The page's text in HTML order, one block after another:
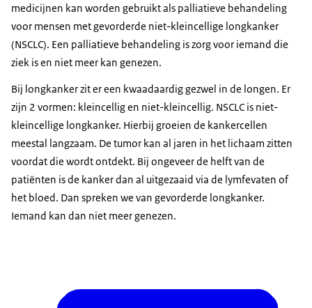
medicijnen kan worden gebruikt als palliatieve behandeling
voor mensen met gevorderde niet-kleincellige longkanker
(NSCLC). Een palliatieve behandeling is zorg voor iemand die
ziek is en niet meer kan genezen.
Bij longkanker zit er een kwaadaardig gezwel in de longen. Er
zijn 2 vormen: kleincellig en niet-kleincellig. NSCLC is niet-
kleincellige longkanker. Hierbij groeien de kankercellen
meestal langzaam. De tumor kan al jaren in het lichaam zitten
voordat die wordt ontdekt. Bij ongeveer de helft van de
patiënten is de kanker dan al uitgezaaid via de lymfevaten of
het bloed. Dan spreken we van gevorderde longkanker.
Iemand kan dan niet meer genezen.